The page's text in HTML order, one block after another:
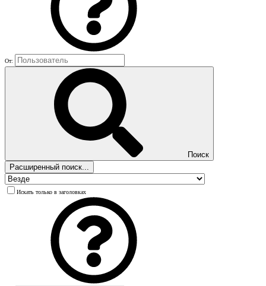
От:
Поиск
Расширенный поиск...
Искать только в заголовках